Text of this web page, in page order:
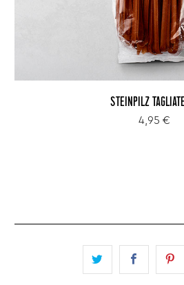
STEINPILZ
4,95 €